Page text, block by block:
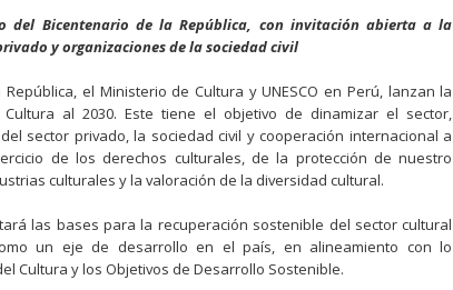
del Bicentenario de la República, con invitación abierta a la
y organizaciones de la sociedad civil
el Ministerio de Cultura y UNESCO en Perú, lanzan la
al 2030. Este tiene el objetivo de dinamizar el sector,
sector privado, la sociedad civil y cooperación internacional a
de los derechos culturales, de la protección de nuestro
culturales y la valoración de la diversidad cultural.
las bases para la recuperación sostenible del sector cultural
un eje de desarrollo en el país, en alineamiento con lo
Cultura y los Objetivos de Desarrollo Sostenible.